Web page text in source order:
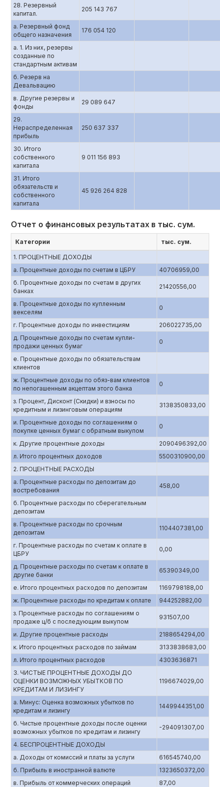
28. Резервный
капитал.
205 143 767
а. Резервный фонд
общего назначения
176 054 120
а. 1. Из них, резервы
созданные по
стандартным активам
б. Резерв на
Девальвацию
в. Другие резервы и
фонды
29 089 647
29.
Нераспределенная
прибыль
250 637 337
30. Итого
собственного
капитала
9 011 156 893
31. Итого
обязательств и
собственного
капитала
45 926 264 828
Отчет о финансовых результатах в тыс. сум.
Категории тыс. сум.
1. ПРОЦЕНТНЫЕ ДОХОДЫ
a. Процентные доходы по счетам в ЦБРУ
40706959,00
б. Процентные доходы по счетам в других
банках
21420556,00
в. Процентные доходы по купленным
векселям
0
г. Процентные доходы по инвестициям
206022735,00
д. Процентные доходы по счетам купли-
продажи ценных бумаг
0
е. Процентные доходы по обязательствам
клиентов
ж. Процентные доходы по обяз-вам клиентов
по непогашенным акцептам этого банка
0
з. Процент, Дисконт (Скидки) и взносы по
кредитным и лизинговым операциям
3138350833,00
и. Процентные доходы по соглашениям о
покупке ценных бумаг с обратным выкупом
0
к. Другие процентные доходы
2090496392,00
л. Итого процентных доходов
5500310900,00
2. ПРОЦЕНТНЫЕ РАСХОДЫ
а. Процентные расходы по депозитам до
востребования
458,00
б. Процентные расходы по сберегательным
депозитам
в. Процентные расходы по срочным
депозитам
1104407381,00
г. Процентные расходы по счетам к оплате в
ЦБРУ
0,00
д. Процентные расходы по счетам к оплате в
другие банки
65390349,00
е. Итого процентных расходов по депозитам
1169798188,00
ж. Процентные расходы по кредитам к оплате
944252882,00
з. Процентные расходы по соглашениям о
продаже ц/б с последующим выкупом
931507,00
и. Другие процентные расходы
2188654294,00
к. Итого процентных расходов по займам
3133838683,00
л. Итого процентных расходов
4303636871
3. ЧИСТЫЕ ПРОЦЕНТНЫЕ ДОХОДЫ ДО
ОЦЕНКИ ВОЗМОЖНЫХ УБЫТКОВ ПО
КРЕДИТАМ И ЛИЗИНГУ
1196674029,00
а. Минус: Оценка возможных убытков по
кредитам и лизингу
1449944351,00
б. Чистые процентные доходы после оценки
возможных убытков по кредитам и лизингу
-294091307,00
4. БЕСПРОЦЕНТНЫЕ ДОХОДЫ
а. Доходы от комиссий и платы за услуги
616545740,00
б. Прибыль в иностранной валюте
1323650372,00
в. Прибыль от коммерческих операций
87,00